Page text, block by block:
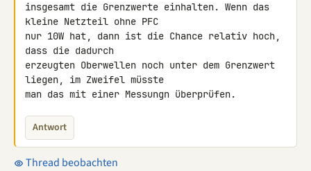
insgesamt die Grenzwerte einhalten. Wenn das
kleine Netzteil ohne PFC
nur 10W hat, dann ist die Chance relativ hoch,
dass die dadurch
erzeugten Oberwellen noch unter dem Grenzwert
liegen, im Zweifel müsste
man das mit einer Messungn überprüfen.
Antwort
Thread beobachten